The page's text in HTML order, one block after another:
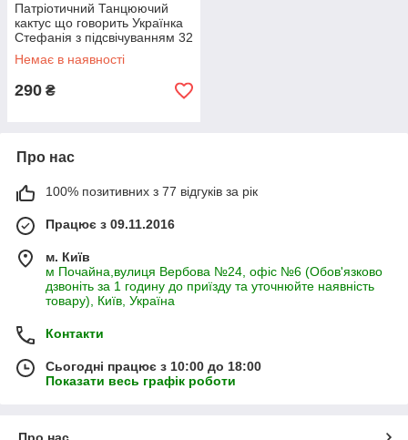
Патріотичний Танцюючий
кактус що говорить Українка
Стефанія з підсвічуванням 32
см співає (Без цензури)
повторюшка і USB зарядка
Немає в наявності
290 ₴
Про нас
100% позитивних з 77 відгуків за рік
Працює з 09.11.2016
м. Київ
м Почайна,вулиця Вербова №24, офіс №6 (Обов'язково
дзвоніть за 1 годину до приїзду та уточнюйте наявність
товару), Київ, Україна
Контакти
Сьогодні працює з 10:00 до 18:00
Показати весь графік роботи